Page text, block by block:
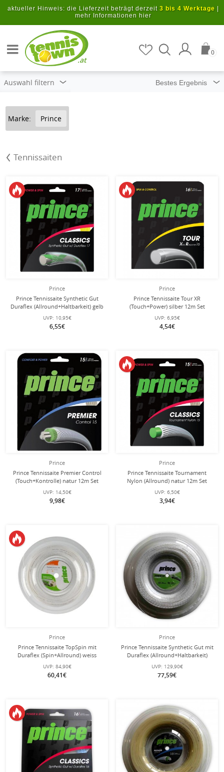
Zum Hauptinhalt springen
aktueller Hinweis: die Lieferzeit beträgt derzeit 3 bis 4 Werktage
mehr Informationen hier
.at
0
Auswahl filtern
Marke: Prince
Tennissaiten
Prince
Prince Tennissaite Synthetic Gut
Duraflex (Allround+Haltbarkeit) gelb
12m Set
UVP: 10,95€
6,55€
Prince
Prince Tennissaite Tour XR
(Touch+Power) silber 12m Set
UVP: 6,95€
4,54€
Prince
Prince Tennissaite Premier Control
(Touch+Kontrolle) natur 12m Set
UVP: 14,50€
9,98€
Prince
Prince Tennissaite Tournament
Nylon (Allround) natur 12m Set
UVP: 6,50€
3,94€
Prince
Prince Tennissaite TopSpin mit
Duraflex (Spin+Allround) weiss
100m Rolle
UVP: 84,90€
60,41€
Prince
Prince Tennissaite Synthetic Gut mit
Duraflex (Allround+Haltbarkeit)
weiss 200m Rolle
UVP: 129,90€
77,59€